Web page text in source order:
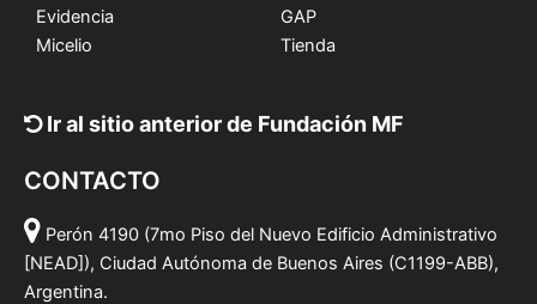
Evidencia
Micelio
GAP
Tienda
Ir al sitio anterior de Fundación MF
CONTACTO
Perón 4190 (7mo Piso del Nuevo Edificio Administrativo
[NEAD]), Ciudad Autónoma de Buenos Aires (C1199-ABB),
Argentina.